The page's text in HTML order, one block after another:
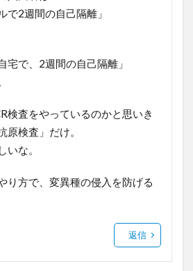
で2週間の自己隔離」
宅で、2週間の自己隔離」
検査をやっているのかと思いき
原検査」だけ。
いな。
り方で、変異種の侵入を防げる
返信